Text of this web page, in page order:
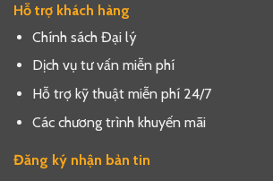
Hỗ trợ khách hàng
Chính sách Đại lý
Dịch vụ tư vấn miễn phí
Hỗ trợ kỹ thuật miễn phí 24/7
Các chương trình khuyến mãi
Đăng ký nhận bản tin